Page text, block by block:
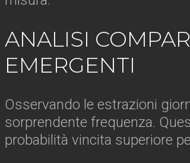
ANALISI
EMERGENTI
Osservando le estrazioni
sorprendente frequenza.
probabilità vincita superiore